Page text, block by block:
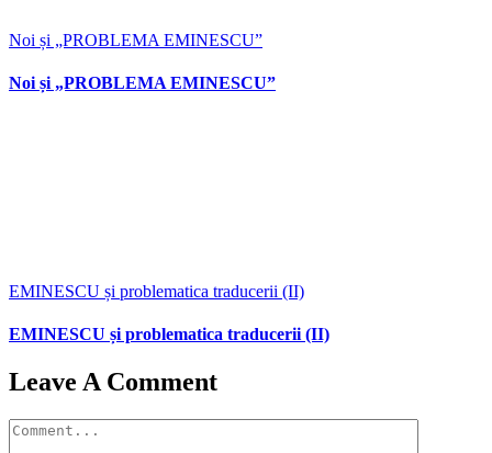
Noi și „PROBLEMA EMINESCU”
Noi și „PROBLEMA EMINESCU”
EMINESCU și problematica traducerii (II)
EMINESCU și problematica traducerii (II)
Leave A Comment
Comment